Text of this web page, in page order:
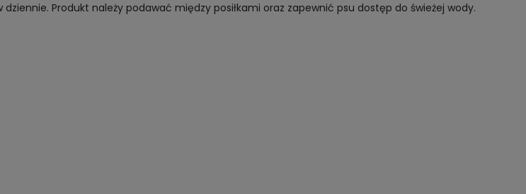
Produkt należy podawać między posiłkami oraz zapewnić psu dostęp do świeżej wody.